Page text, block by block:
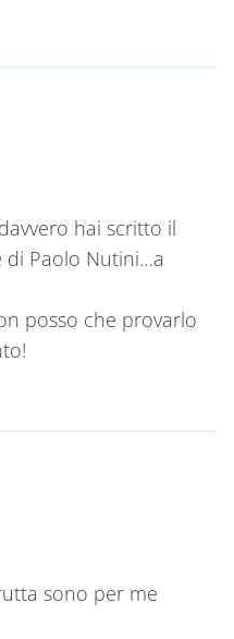
hai scritto il
Paolo Nutini…a
posso che provarlo
sono per me